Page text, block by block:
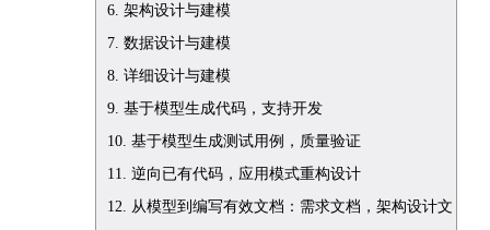
6. 架构设计与建模
7. 数据设计与建模
8. 详细设计与建模
9. 基于模型生成代码，支持开发
10. 基于模型生成测试用例，质量验证
11. 逆向已有代码，应用模式重构设计
12. 从模型到编写有效文档：需求文档，架构设计文